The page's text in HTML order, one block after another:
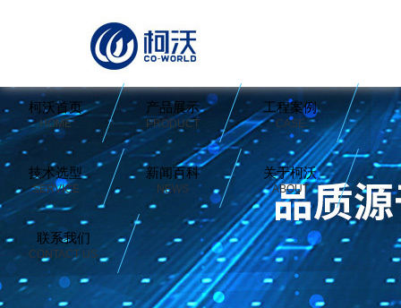
柯沃首页
HOME
产品展示
PRODUCT
工程案例
CASE
技术选型
SERVICE
新闻百科
NEWS
关于柯沃
ABOUT
联系我们
CONTACT US